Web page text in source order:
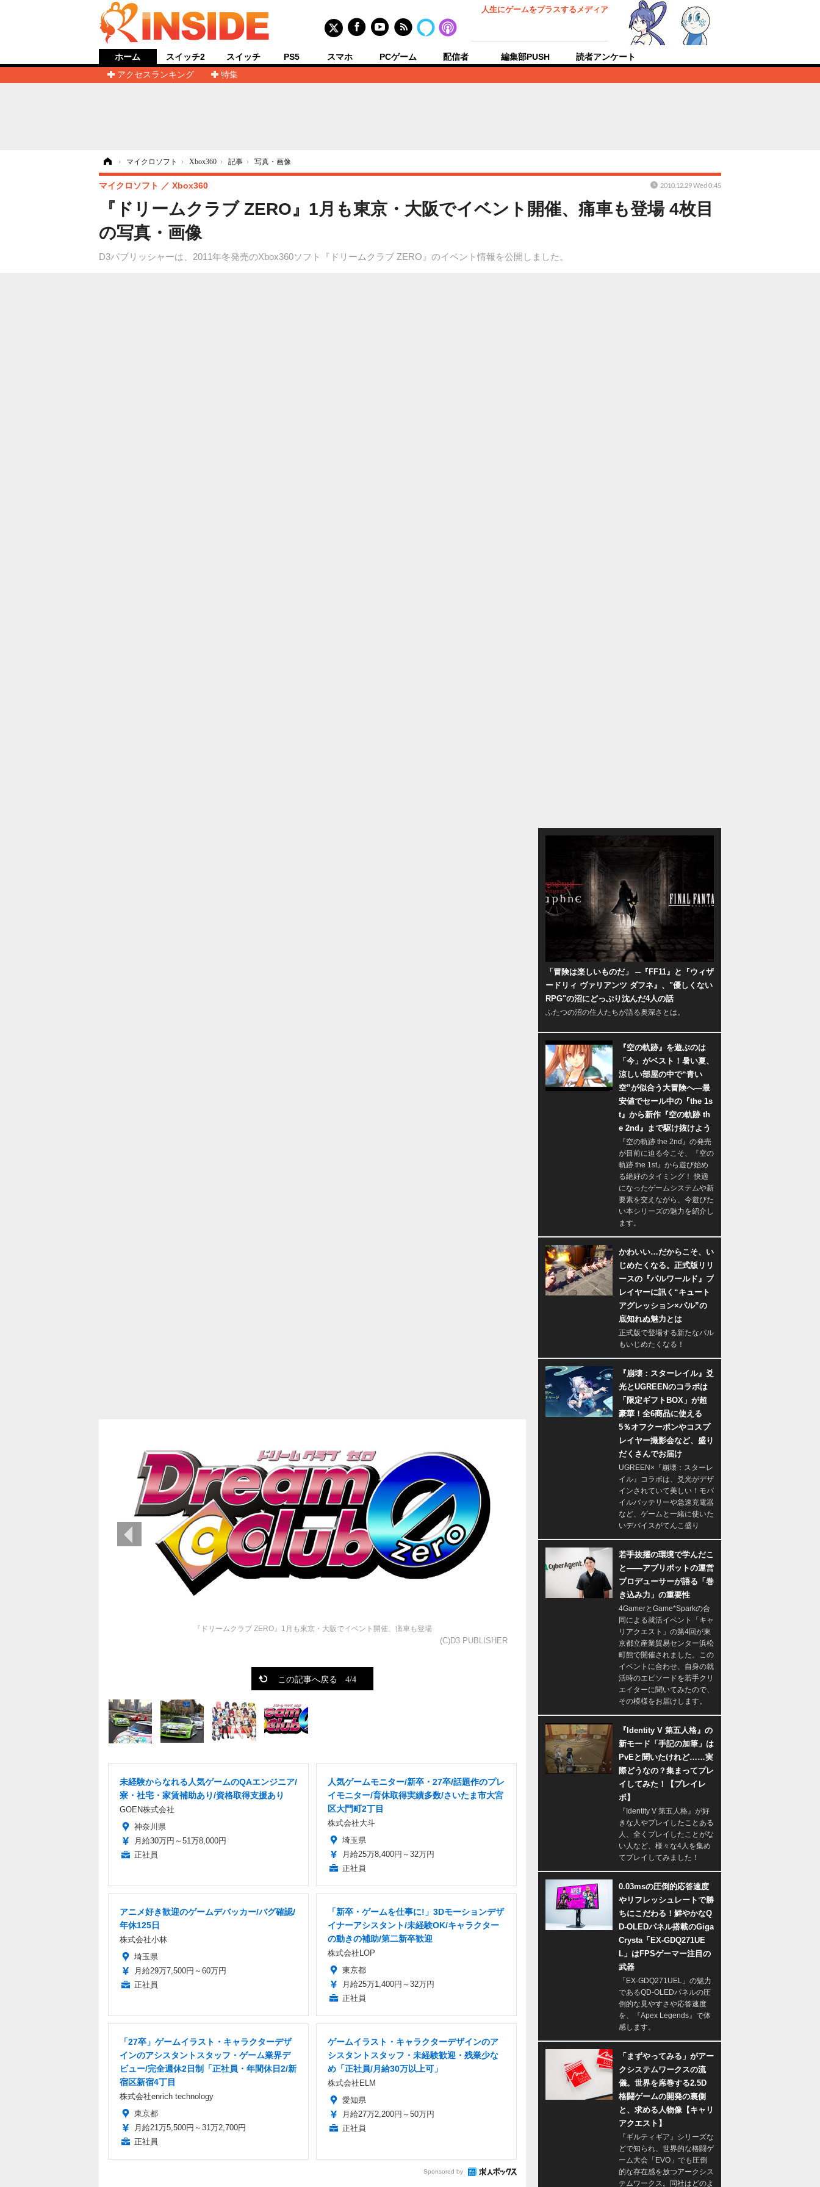
人生にゲームをプラスするメディア
ホーム
アクセスランキング
特集
スイッチ2 スイッチ PS5 スマホ PCゲーム 配信者 編集部PUSH 読者アンケート
› マイクロソフト › Xbox360 › 記事 › 写真・画像
『ドリームクラブ ZERO』1月も東京・大阪でイベント開催、痛車も登場 4枚目
の写真・画像
D3パブリッシャーは、2011年冬発売のXbox360ソフト『ドリームクラブ ZERO』のイベント情報を公開しました。
マイクロソフト Xbox360 2010.12.29 Wed 0:45
(C)D3 PUBLISHER
『ドリームクラブ ZERO』1月も東京・大阪でイベント開催、痛車も登場
この記事へ戻る 4/4
未経験からなれる人気ゲームのQAエンジニア/
寮・社宅・家賃補助あり/資格取得支援あり
GOEN株式会社
神奈川県
月給30万円～51万8,000円
正社員
人気ゲームモニター/新卒・27卒/話題作のプレ
イモニター/育休取得実績多数/さいたま市大宮
区大門町2丁目
株式会社大斗
埼玉県
月給25万8,400円～32万円
正社員
アニメ好き歓迎のゲームデバッカー/バグ確認/
年休125日
株式会社小林
埼玉県
月給29万7,500円～60万円
正社員
「新卒・ゲームを仕事に!」3Dモーションデザ
イナーアシスタント/未経験OK/キャラクター
の動きの補助/第二新卒歓迎
株式会社LOP
東京都
月給25万1,400円～32万円
正社員
「27卒」ゲームイラスト・キャラクターデザ
インのアシスタントスタッフ・ゲーム業界デ
ビュー/完全週休2日制「正社員・年間休日2/新
宿区新宿4丁目
株式会社enrich technology
東京都
月給21万5,500円～31万2,700円
正社員
ゲームイラスト・キャラクターデザインのア
シスタントスタッフ・未経験歓迎・残業少な
め「正社員/月給30万以上可」
株式会社ELM
愛知県
月給27万2,200円～50万円
正社員
Sponsored by
「冒険は楽しいものだ」 ─『FF11』と『ウィザ
ードリィ ヴァリアンツ ダフネ』、"優しくない
RPG"の沼にどっぷり沈んだ4人の話
ふたつの沼の住人たちが語る奥深さとは。
『空の軌跡』を遊ぶのは
「今」がベスト！暑い夏、
涼しい部屋の中で“青い
空”が似合う大冒険へ―最
安値でセール中の『the 1s
t』から新作『空の軌跡 th
e 2nd』まで駆け抜けよう
『空の軌跡 the 2nd』の発売
が目前に迫る今こそ、『空の
軌跡 the 1st』から遊び始め
る絶好のタイミング！ 快適
になったゲームシステムや新
要素を交えながら、今遊びた
い本シリーズの魅力を紹介し
ます。
かわいい…だからこそ、い
じめたくなる。正式版リリ
ースの『パルワールド』プ
レイヤーに訊く“キュート
アグレッション×パル”の
底知れぬ魅力とは
正式版で登場する新たなパル
もいじめたくなる！
『崩壊：スターレイル』爻
光とUGREENのコラボは
「限定ギフトBOX」が超
豪華！全6商品に使える
5％オフクーポンやコスプ
レイヤー撮影会など、盛り
だくさんでお届け
UGREEN×『崩壊：スターレ
イル』コラボは、爻光がデザ
インされていて美しい！モバ
イルバッテリーや急速充電器
など、ゲームと一緒に使いた
いデバイスがてんこ盛り
若手抜擢の環境で学んだこ
と――アプリボットの運営
プロデューサーが語る「巻
き込み力」の重要性
4GamerとGame*Sparkの合
同による就活イベント「キャ
リアクエスト」の第4回が東
京都立産業貿易センター浜松
町館で開催されました。この
イベントに合わせ、自身の就
活時のエピソードを若手クリ
エイターに聞いてみたので、
その模様をお届けします。
『Identity V 第五人格』の
新モード「手記の加筆」は
PvEと聞いたけれど……実
際どうなの？集まってプレ
イしてみた！【プレイレ
ポ】
『Identity V 第五人格』が好
きな人やプレイしたことある
人、全くプレイしたことがな
い人など、様々な4人を集め
てプレイしてみました！
0.03msの圧倒的応答速度
やリフレッシュレートで勝
ちにこだわる！鮮やかなQ
D-OLEDパネル搭載のGiga
Crysta「EX-GDQ271UE
L」はFPSゲーマー注目の
武器
「EX-GDQ271UEL」の魅力
であるQD-OLEDパネルの圧
倒的な見やすさや応答速度
を、『Apex Legends』で体
感します。
「まずやってみる」がアー
クシステムワークスの流
儀。世界を席巻する2.5D
格闘ゲームの開発の裏側
と、求める人物像【キャリ
アクエスト】
『ギルティギア』シリーズな
どで知られ、世界的な格闘ゲ
ーム大会「EVO」でも圧倒
的な存在感を放つアークシス
テムワークス。同社はどのよ